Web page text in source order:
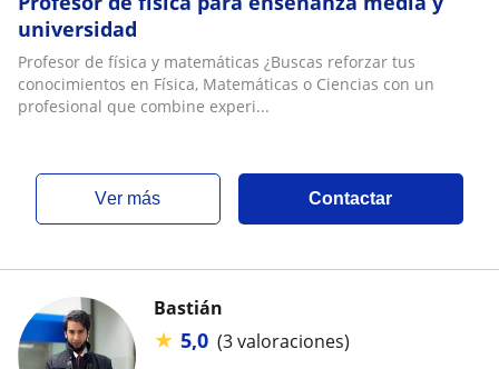
universidad
Profesor de física y matemáticas ¿Buscas reforzar tus
conocimientos en Física, Matemáticas o Ciencias con un
profesional que combine experi...
ver más Contactar
Bastián
★ 5,0 (3 valoraciones)